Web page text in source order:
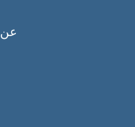
عن TECHFUGEES